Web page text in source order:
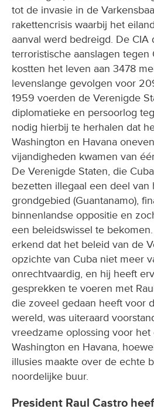
tot de invasie in de
rakettencrisis waarbij het
aanval werd bedreigd. De CIA
terroristische aanslagen tegen
kostten het leven aan 3478
levenslange gevolgen voor
1959 voerden de Verenigde
diplomatieke en persoorlog
nodig hierbij te herhalen dat
Washington en Havana
vijandigheden kwamen van
De Verenigde Staten, die
bezetten illegaal een deel van
grondgebied (Guantanamo),
binnenlandse oppositie en
een beleidswissel te
erkend dat het beleid van de
opzichte van Cuba niet meer
onrechtvaardig, en hij heeft
gesprekken te voeren met
die zoveel gedaan heeft voor
wereld, was uiteraard
vreedzame oplossing voor het
Washington en Havana,
illusies maakte over de echte
noordelijke buur.
President Raul Castro